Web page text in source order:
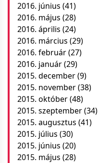
2016. június (41)
2016. május (28)
2016. április (24)
2016. március (29)
2016. február(27)
2016. január(29)
2015. december(9)
2015. november(38)
2015. október(48)
2015. szeptember(34)
2015. augusztus (41)
2015. július (30)
2015. június (20)
2015. május (28)